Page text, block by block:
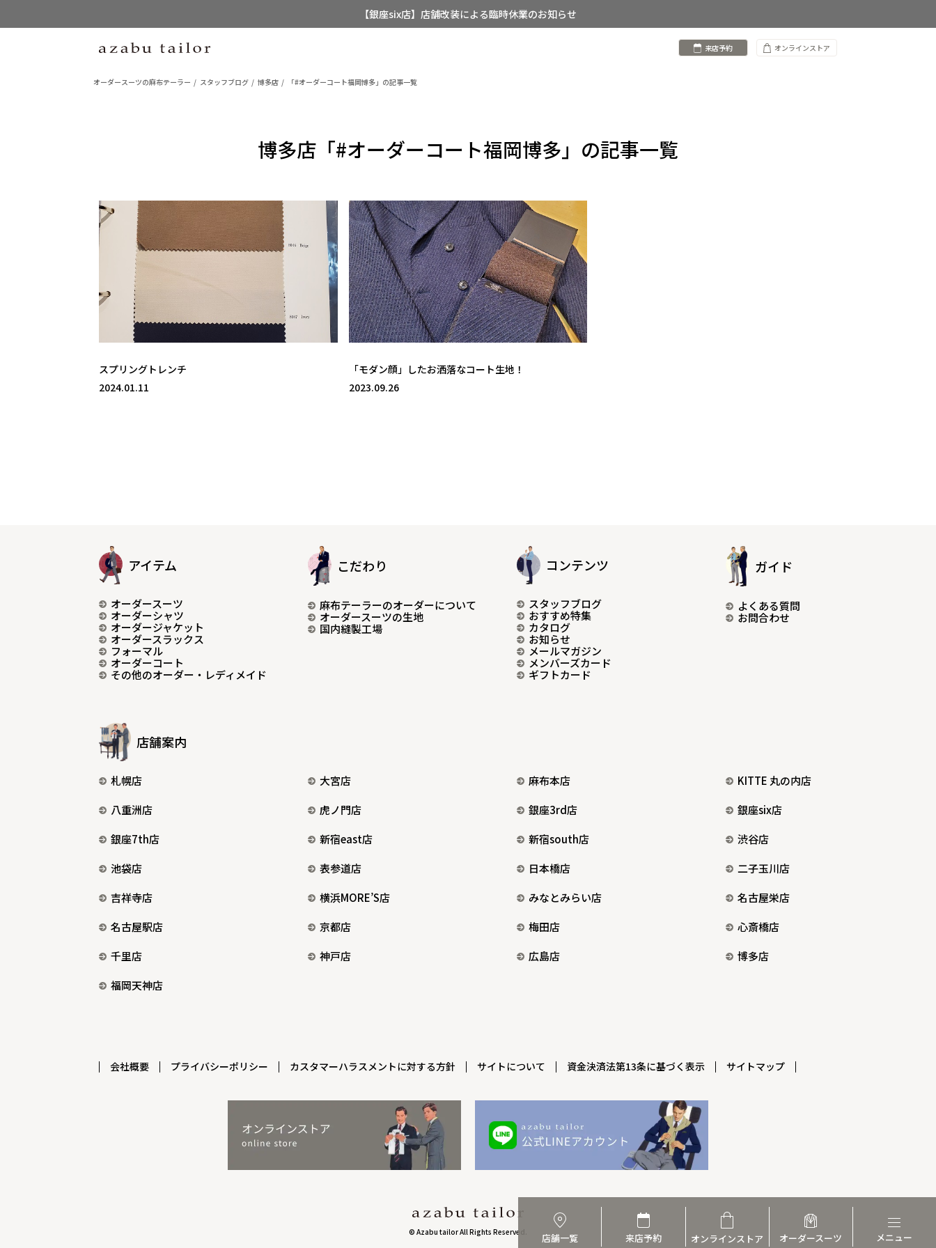
【銀座six店】店舗改装による臨時休業のお知らせ
来店予約 オンラインストア
店舗一覧 来店予約 オンラインストア オーダースーツ メニュー
オーダースーツの麻布テーラー スタッフブログ 博多店 「#オーダーコート福岡博多」の記事一覧
博多店「#オーダーコート福岡博多」の記事一覧
スプリングトレンチ
2024.01.11
「モダン顔」したお洒落なコート生地！
2023.09.26
アイテム
オーダースーツ
オーダーシャツ
オーダージャケット
オーダースラックス
フォーマル
オーダーコート
その他のオーダー・レディメイド
こだわり
麻布テーラーのオーダーについて
オーダースーツの生地
国内縫製工場
コンテンツ
スタッフブログ
おすすめ特集
カタログ
お知らせ
メールマガジン
メンバーズカード
ギフトカード
ガイド
よくある質問
お問合わせ
店舗案内
札幌店 大宮店 麻布本店
KITTE 丸の内店
八重洲店
虎ノ門店 銀座3rd店
銀座six店
銀座7th店
新宿east店 新宿south店
渋谷店
池袋店
表参道店 日本橋店
二子玉川店
吉祥寺店
横浜MORE’S店 みなとみらい店
名古屋栄店
名古屋駅店
京都店 梅田店
心斎橋店
千里店
神戸店 広島店
博多店
福岡天神店
会社概要 プライバシーポリシー カスタマーハラスメントに対する方針 サイトについて 資金決済法第13条に基づく表示 サイトマップ
© Azabu tailor All Rights Reserved.